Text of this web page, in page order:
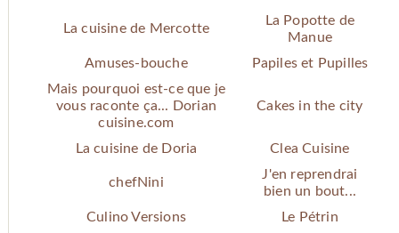
La cuisine de Mercotte
La Popotte de
Manue
Amuses-bouche
Papiles et Pupilles
Mais pourquoi est-ce que je
vous raconte ça... Dorian
cuisine.com
Cakes in the city
La cuisine de Doria Clea Cuisine
chefNini
J'en reprendrai
bien un bout...
Culino Versions
Le Pétrin